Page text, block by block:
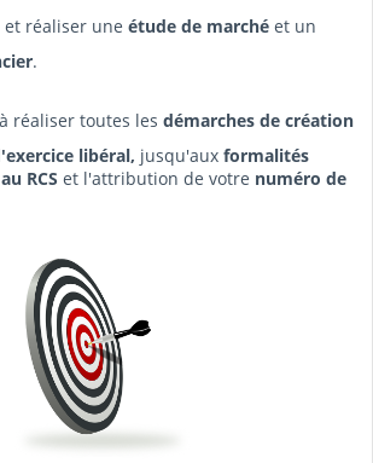
réaliser une étude de marché et un
.
réaliser toutes les démarches de création
libéral, jusqu'aux formalités
RCS et l'attribution de votre numéro de